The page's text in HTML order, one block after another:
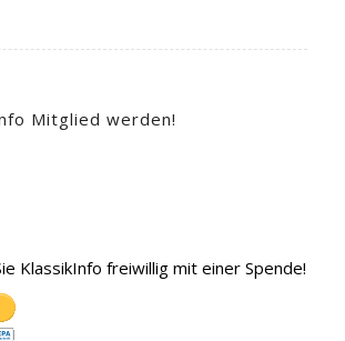
Mitglied werden!
KlassikInfo freiwillig mit einer Spende!